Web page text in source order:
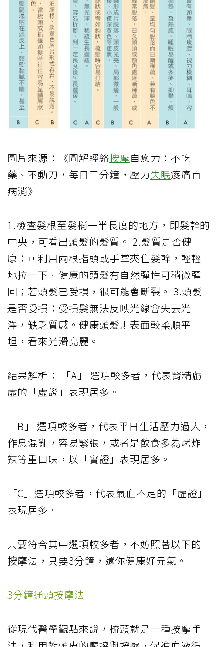
圖片來源：《圖解經絡按摩自癒力：不吃
藥、不動刀，每日三分鐘，壓力失眠痠痛百
病消》
1.檢查髮根至髮梢一半長度的地方，即髮幹的
中央，可看出頭髮的髮質。 2.髮質是否健
康：可利用兩根指頭或手掌夾住髮幹，輕輕
地拉一下。健康的頭髮有自然彈性可稍微彈
回；若頭髮已受損，很可能會斷裂。 3.頭髮
是否受損：受損髮無法反映光線會失去光
澤，缺乏質感。健康頭髮則表面較柔順平
坦，看來光滑亮麗。
結果解析： 「A」 選項較多者，代表腎精虧
虛的「虛證」表現居多。
「B」 選項較多者，代表平日生活壓力過大，
作息混亂，容易緊張，或者是飲食多為烤炸
辣等重口味，以「實證」表現居多。
「C」選項較多者，代表氣血不足的「虛證」
表現居多。
只要符合其中選項較多者，不妨照著以下的
按摩法，只要3分鐘，還你健康好元氣。
3分鐘通頭按摩法
從現代醫學觀點來說，梳頭就是一種按摩手